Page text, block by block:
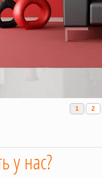
1 2
у нас?